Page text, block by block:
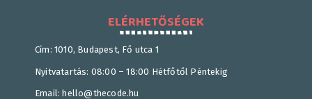
ELÉRHETŐSÉGEK
Cím: 1010, Budapest, Fő utca 1
Nyitvatartás: 08:00 – 18:00 Hétfőtől Péntekig
Email: hello@thecode.hu